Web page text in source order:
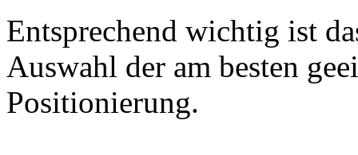
Entsprechend wichtig ist
Auswahl der am besten
Positionierung.